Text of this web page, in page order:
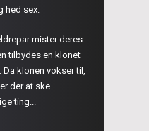
hed sex.
mister deres
tilbydes en klonet
Da klonen vokser til,
der at ske
ting...